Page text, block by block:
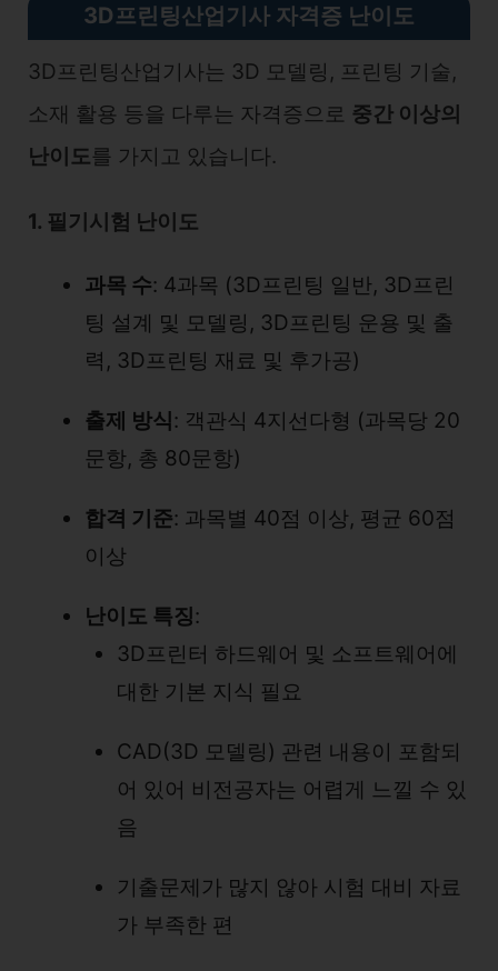
3D프린팅산업기사 자격증 난이도
3D프린팅산업기사는 3D 모델링, 프린팅 기술,
소재 활용 등을 다루는 자격증으로 중간 이상의
난이도를 가지고 있습니다.
1. 필기시험 난이도
과목 수: 4과목 (3D프린팅 일반, 3D프린
팅 설계 및 모델링, 3D프린팅 운용 및 출
력, 3D프린팅 재료 및 후가공)
출제 방식: 객관식 4지선다형 (과목당 20
문항, 총 80문항)
합격 기준: 과목별 40점 이상, 평균 60점
이상
난이도 특징:
3D프린터 하드웨어 및 소프트웨어에
대한 기본 지식 필요
CAD(3D 모델링) 관련 내용이 포함되
어 있어 비전공자는 어렵게 느낄 수 있
음
기출문제가 많지 않아 시험 대비 자료
가 부족한 편